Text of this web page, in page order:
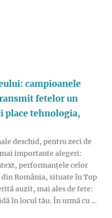
campioanele
fetelor un
place tehnologia,
deschid, pentru zeci de
importante alegeri:
performanțele celor
România, situate în Top
auzit, mai ales de fete:
în locul tău. În urmă cu …